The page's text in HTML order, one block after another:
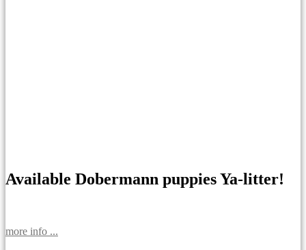
Available Dobermann puppies Ya-litter!
more info ...